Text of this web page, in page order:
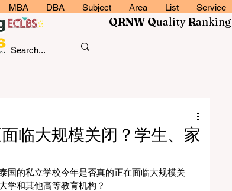
MBA DBA Subject Area List Service
QRNW QualityRanking
临大规模关闭？学生、家
国的私立学校今年是否真的正在面临大规模关
学和其他高等教育机构？